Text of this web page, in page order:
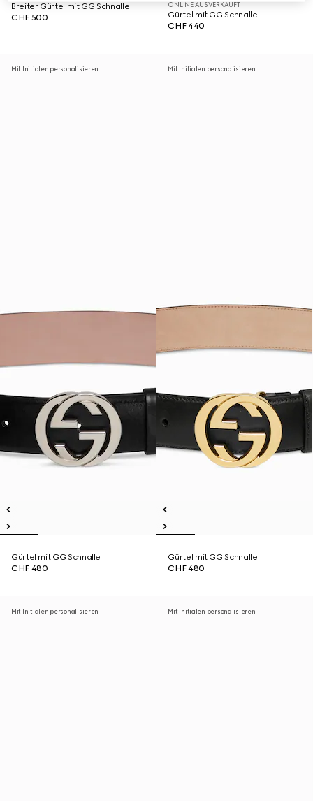
Breiter Gürtel mit GG Schnalle
CHF 500
ONLINE AUSVERKAUFT
Gürtel mit GG Schnalle
CHF 440
Mit Initialen personalisieren
Gürtel mit GG Schnalle
CHF 480
Mit Initialen personalisieren
Gürtel mit GG Schnalle
CHF 480
Mit Initialen personalisieren Mit Initialen personalisieren